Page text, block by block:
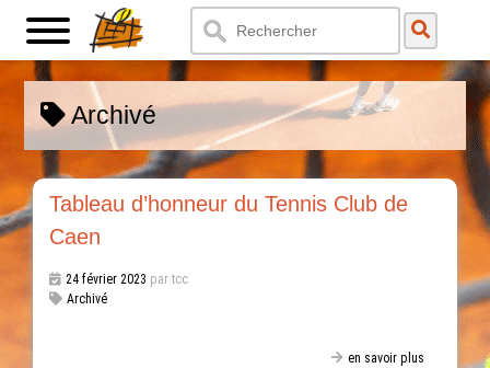
Archivé
Tableau d’honneur du Tennis Club de
Caen
24 février 2023 par tcc
Archivé
en savoir plus